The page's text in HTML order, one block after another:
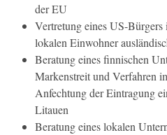
der EU
Vertretung eines US-
lokalen Einwohner
Beratung eines finnischen
Markenstreit und Verfahren
Anfechtung der Eintragung
Litauen
Beratung eines lokalen